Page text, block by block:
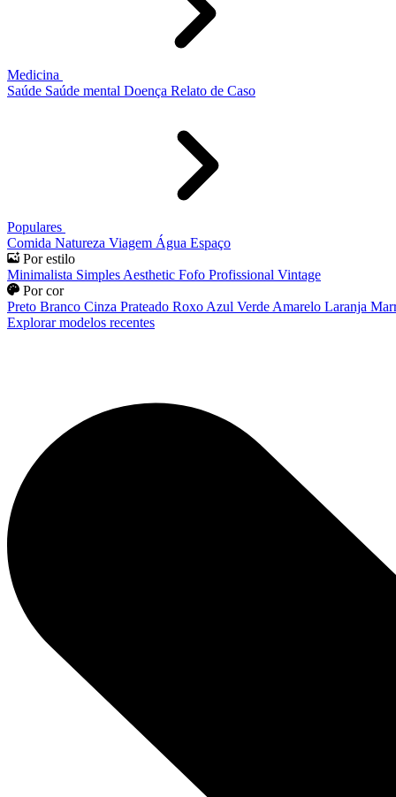
Medicina
Saúde Saúde mental Doença Relato de Caso
Populares
Comida Natureza Viagem Água Espaço
Por estilo
Minimalista Simples Aesthetic Fofo Profissional Vintage
Por cor
Preto Branco Cinza Prateado Roxo Azul Verde Amarelo Laranja
Explorar modelos recentes